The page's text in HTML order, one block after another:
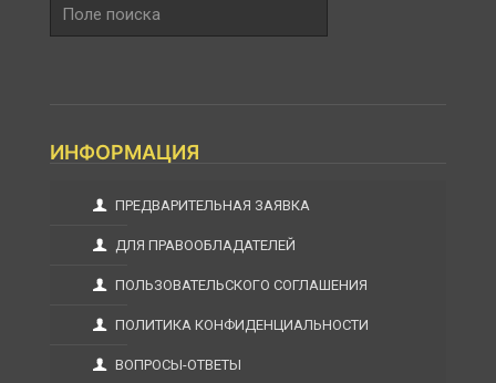
поиска
ИНФОРМАЦИЯ
ПРЕДВАРИТЕЛЬНАЯ ЗАЯВКА
ДЛЯ ПРАВООБЛАДАТЕЛЕЙ
ПОЛЬЗОВАТЕЛЬСКОГО СОГЛАШЕНИЯ
ПОЛИТИКА КОНФИДЕНЦИАЛЬНОСТИ
ВОПРОСЫ-ОТВЕТЫ